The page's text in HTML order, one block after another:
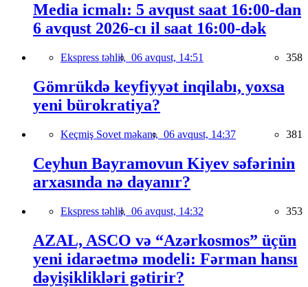
Media icmalı: 5 avqust saat 16:00-dan
6 avqust 2026-cı il saat 16:00-dək
Ekspress təhlil, 06 avqust, 14:51 358
Gömrükdə keyfiyyət inqilabı, yoxsa
yeni bürokratiya?
Keçmiş Sovet məkanı, 06 avqust, 14:37 381
Ceyhun Bayramovun Kiyev səfərinin
arxasında nə dayanır?
Ekspress təhlil, 06 avqust, 14:32 353
AZAL, ASCO və “Azərkosmos” üçün
yeni idarəetmə modeli: Fərman hansı
dəyişiklikləri gətirir?